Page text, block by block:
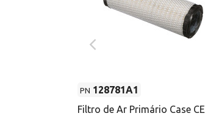
PN 128781A1
Filtro de Ar Primário Case CE